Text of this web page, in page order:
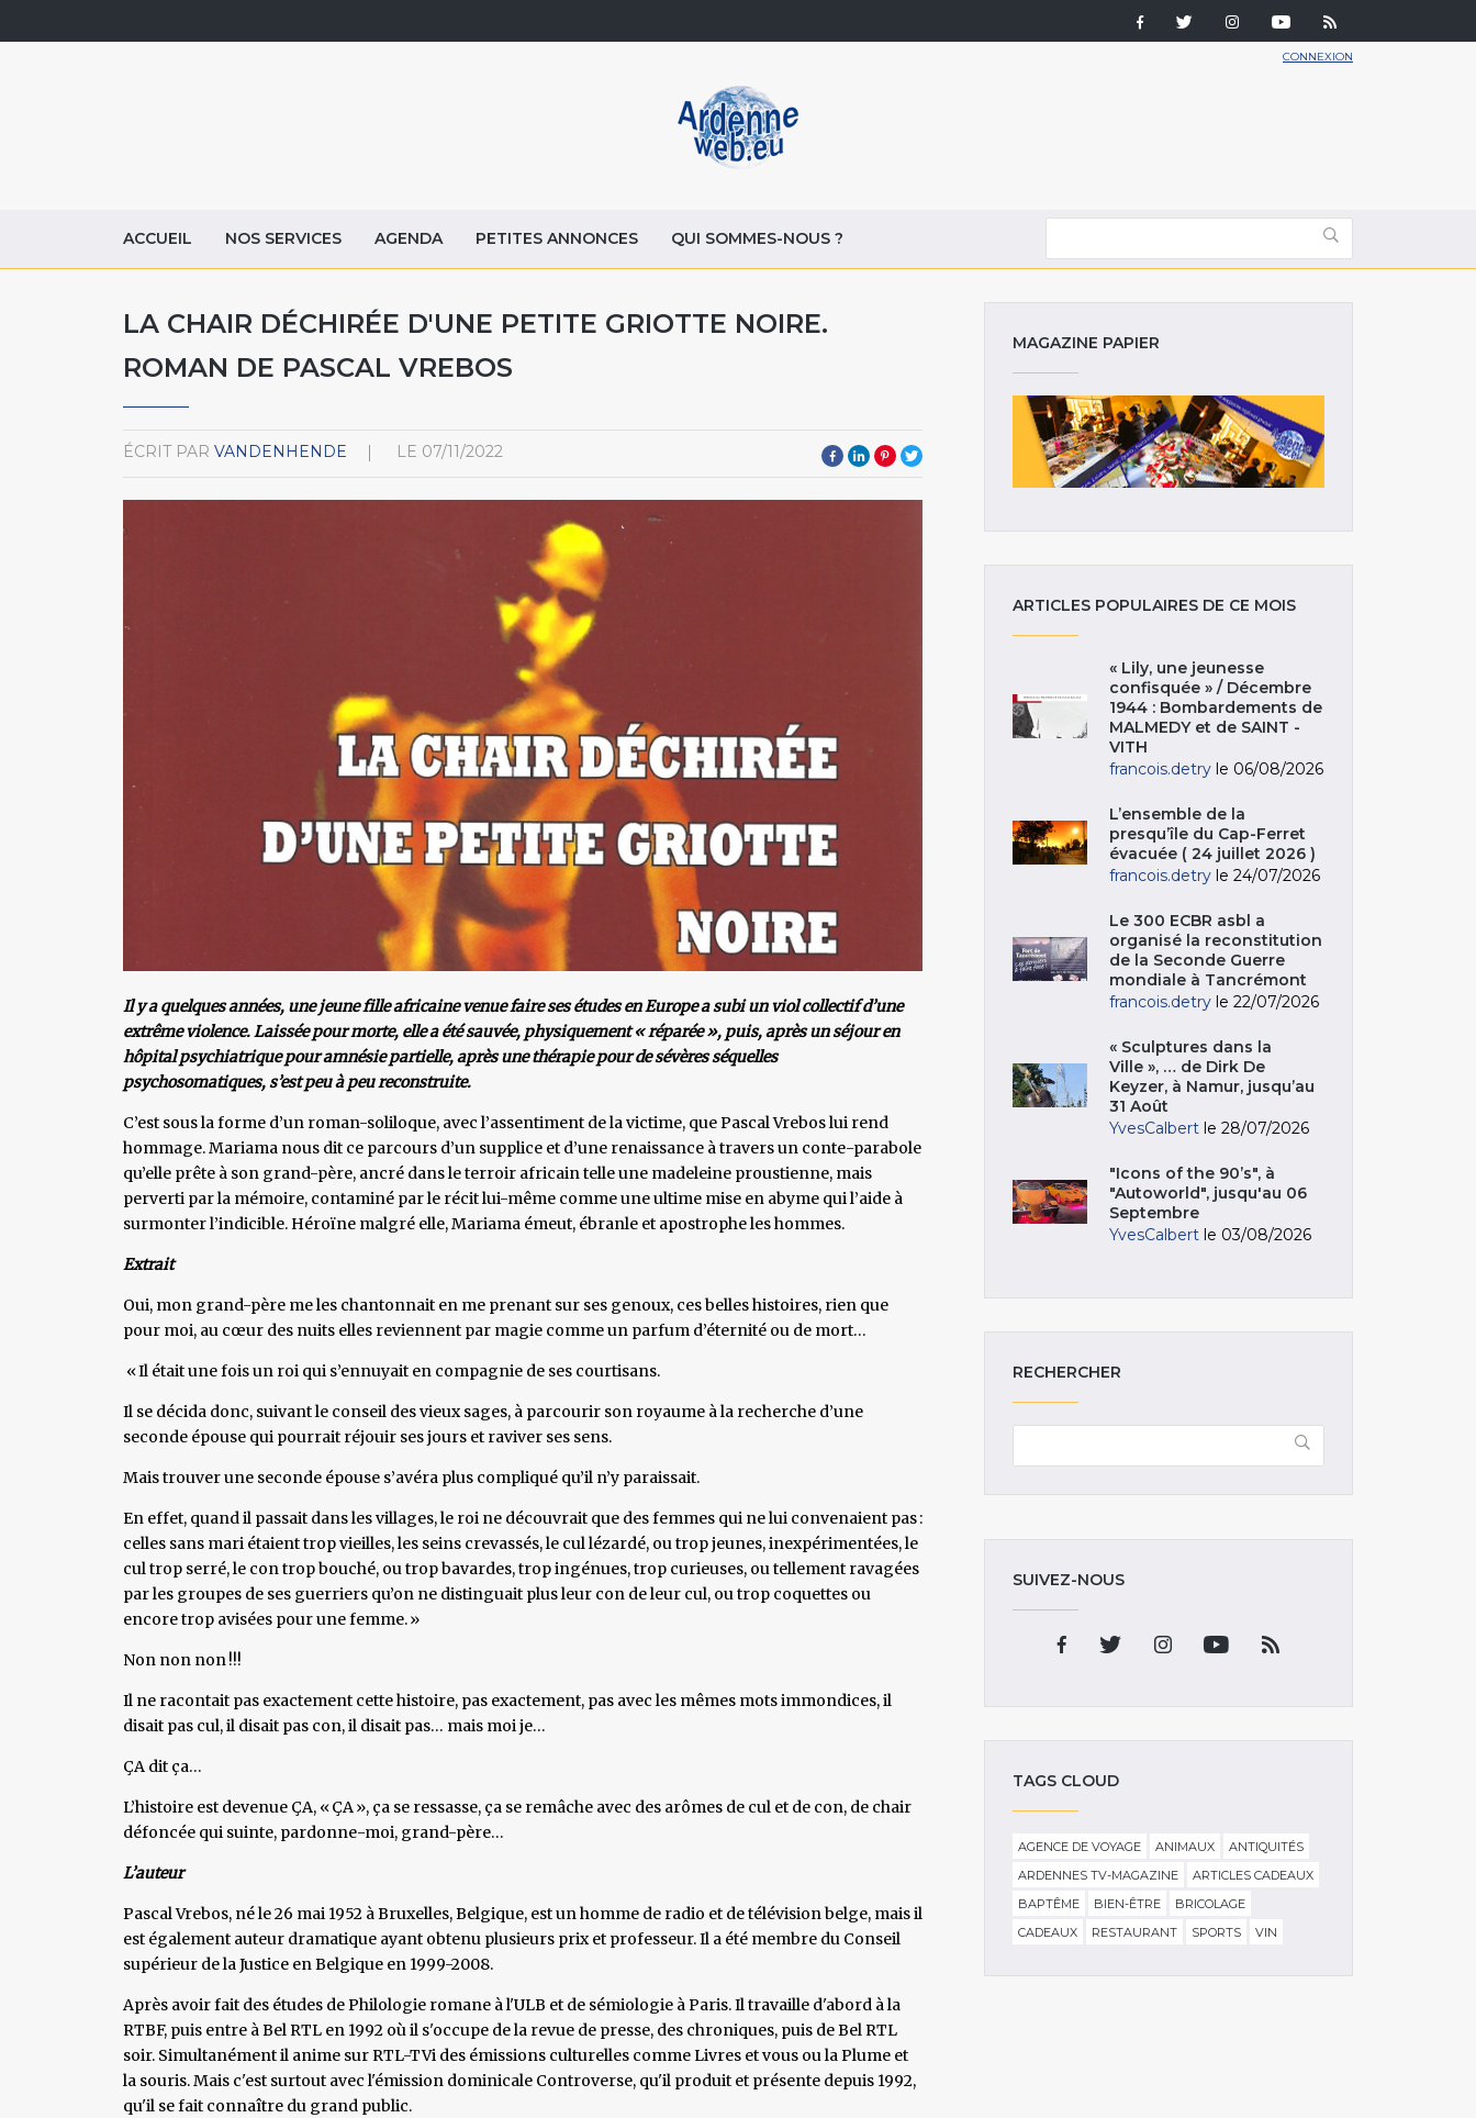
CONNEXION
ACCUEIL NOS SERVICES AGENDA PETITES ANNONCES QUI SOMMES-NOUS ?
LA CHAIR DÉCHIRÉE D'UNE PETITE GRIOTTE NOIRE.
ROMAN DE PASCAL VREBOS
ÉCRIT PAR VANDENHENDE LE 07/11/2022
Il y a quelques années, une jeune fille africaine venue faire ses études en Europe a subi un viol collectif d’une
extrême violence. Laissée pour morte, elle a été sauvée, physiquement « réparée », puis, après un séjour en
hôpital psychiatrique pour amnésie partielle, après une thérapie pour de sévères séquelles
psychosomatiques, s’est peu à peu reconstruite.
C’est sous la forme d’un roman-soliloque, avec l’assentiment de la victime, que Pascal Vrebos lui rend
hommage. Mariama nous dit ce parcours d’un supplice et d’une renaissance à travers un conte-parabole
qu’elle prête à son grand-père, ancré dans le terroir africain telle une madeleine proustienne, mais
perverti par la mémoire, contaminé par le récit lui-même comme une ultime mise en abyme qui l’aide à
surmonter l’indicible. Héroïne malgré elle, Mariama émeut, ébranle et apostrophe les hommes.
Extrait
Oui, mon grand-père me les chantonnait en me prenant sur ses genoux, ces belles histoires, rien que
pour moi, au cœur des nuits elles reviennent par magie comme un parfum d’éternité ou de mort…
« Il était une fois un roi qui s’ennuyait en compagnie de ses courtisans.
Il se décida donc, suivant le conseil des vieux sages, à parcourir son royaume à la recherche d’une
seconde épouse qui pourrait réjouir ses jours et raviver ses sens.
Mais trouver une seconde épouse s’avéra plus compliqué qu’il n’y paraissait.
En effet, quand il passait dans les villages, le roi ne découvrait que des femmes qui ne lui convenaient pas :
celles sans mari étaient trop vieilles, les seins crevassés, le cul lézardé, ou trop jeunes, inexpérimentées, le
cul trop serré, le con trop bouché, ou trop bavardes, trop ingénues, trop curieuses, ou tellement ravagées
par les groupes de ses guerriers qu’on ne distinguait plus leur con de leur cul, ou trop coquettes ou
encore trop avisées pour une femme. »
Non non non !!!
Il ne racontait pas exactement cette histoire, pas exactement, pas avec les mêmes mots immondices, il
disait pas cul, il disait pas con, il disait pas… mais moi je…
ÇA dit ça…
L’histoire est devenue ÇA, « ÇA », ça se ressasse, ça se remâche avec des arômes de cul et de con, de chair
défoncée qui suinte, pardonne-moi, grand-père…
L’auteur
Pascal Vrebos, né le 26 mai 1952 à Bruxelles, Belgique, est un homme de radio et de télévision belge, mais il
est également auteur dramatique ayant obtenu plusieurs prix et professeur. Il a été membre du Conseil
supérieur de la Justice en Belgique en 1999-2008.
Après avoir fait des études de Philologie romane à l'ULB et de sémiologie à Paris. Il travaille d'abord à la
RTBF, puis entre à Bel RTL en 1992 où il s'occupe de la revue de presse, des chroniques, puis de Bel RTL
soir. Simultanément il anime sur RTL-TVi des émissions culturelles comme Livres et vous ou la Plume et
la souris. Mais c'est surtout avec l'émission dominicale Controverse, qu'il produit et présente depuis 1992,
qu'il se fait connaître du grand public.
MAGAZINE PAPIER
ARTICLES POPULAIRES DE CE MOIS
« Lily, une jeunesse
confisquée » / Décembre
1944 : Bombardements de
MALMEDY et de SAINT -
VITH
francois.detry le 06/08/2026
L’ensemble de la
presqu’île du Cap-Ferret
évacuée ( 24 juillet 2026 )
francois.detry le 24/07/2026
Le 300 ECBR asbl a
organisé la reconstitution
de la Seconde Guerre
mondiale à Tancrémont
francois.detry le 22/07/2026
« Sculptures dans la
Ville », … de Dirk De
Keyzer, à Namur, jusqu’au
31 Août
YvesCalbert le 28/07/2026
"Icons of the 90’s", à
"Autoworld", jusqu'au 06
Septembre
YvesCalbert le 03/08/2026
RECHERCHER
SUIVEZ-NOUS
TAGS CLOUD
AGENCE DE VOYAGE ANIMAUX
ANTIQUITÉS
ARDENNES TV-MAGAZINE
ARTICLES CADEAUX
BAPTÊME
BIEN-ÊTRE
BRICOLAGE
CADEAUX
RESTAURANT SPORTS VIN